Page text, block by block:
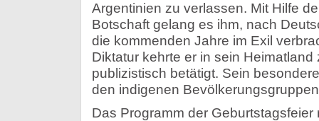
Argentinien zu verlassen. Mit Hilfe
Botschaft gelang es ihm, nach
die kommenden Jahre im Exil
Diktatur kehrte er in sein
publizistisch betätigt. Sein
den indigenen
Das Programm der